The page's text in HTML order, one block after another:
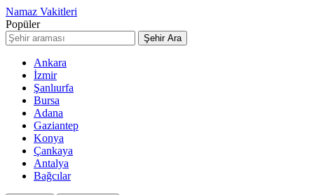
Namaz Vakitleri
Popüler
Şehir Ara
Ankara
İzmir
Şanlıurfa
Bursa
Adana
Gaziantep
Konya
Çankaya
Antalya
Bağcılar